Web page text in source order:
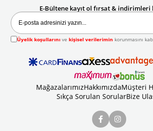
E-Bültene kayıt ol fırsat & indirimleri
Üyelik koşullarını vekişisel verilerimin korunmasını
MağazalarımızHakkımızdaMüşteri
Sıkça Sorulan SorularBize